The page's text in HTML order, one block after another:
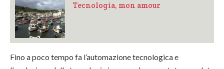
Tecnologia, mon amour
Fino a poco tempo fa l’automazione tecnologica e